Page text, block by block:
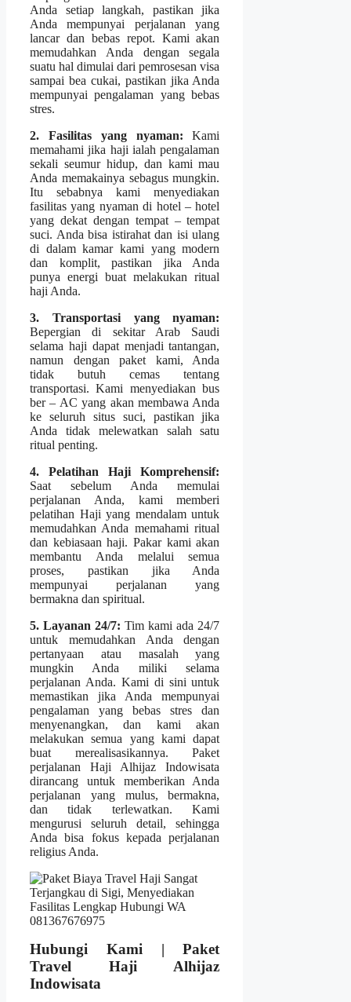
Anda setiap langkah, pastikan jika
Anda mempunyai perjalanan yang
lancar dan bebas repot. Kami akan
memudahkan Anda dengan segala
suatu hal dimulai dari pemrosesan visa
sampai bea cukai, pastikan jika Anda
mempunyai pengalaman yang bebas
stres.
2. Fasilitas yang nyaman: Kami
memahami jika haji ialah pengalaman
sekali seumur hidup, dan kami mau
Anda memakainya sebagus mungkin.
Itu sebabnya kami menyediakan
fasilitas yang nyaman di hotel – hotel
yang dekat dengan tempat – tempat
suci. Anda bisa istirahat dan isi ulang
di dalam kamar kami yang modern
dan komplit, pastikan jika Anda
punya energi buat melakukan ritual
haji Anda.
3. Transportasi yang nyaman:
Bepergian di sekitar Arab Saudi
selama haji dapat menjadi tantangan,
namun dengan paket kami, Anda
tidak butuh cemas tentang
transportasi. Kami menyediakan bus
ber – AC yang akan membawa Anda
ke seluruh situs suci, pastikan jika
Anda tidak melewatkan salah satu
ritual penting.
4. Pelatihan Haji Komprehensif:
Saat sebelum Anda memulai
perjalanan Anda, kami memberi
pelatihan Haji yang mendalam untuk
memudahkan Anda memahami ritual
dan kebiasaan haji. Pakar kami akan
membantu Anda melalui semua
proses, pastikan jika Anda
mempunyai perjalanan yang
bermakna dan spiritual.
5. Layanan 24/7: Tim kami ada 24/7
untuk memudahkan Anda dengan
pertanyaan atau masalah yang
mungkin Anda miliki selama
perjalanan Anda. Kami di sini untuk
memastikan jika Anda mempunyai
pengalaman yang bebas stres dan
menyenangkan, dan kami akan
melakukan semua yang kami dapat
buat merealisasikannya. Paket
perjalanan Haji Alhijaz Indowisata
dirancang untuk memberikan Anda
perjalanan yang mulus, bermakna,
dan tidak terlewatkan. Kami
mengurusi seluruh detail, sehingga
Anda bisa fokus kepada perjalanan
religius Anda.
Hubungi Kami | Paket
Travel Haji Alhijaz
Indowisata